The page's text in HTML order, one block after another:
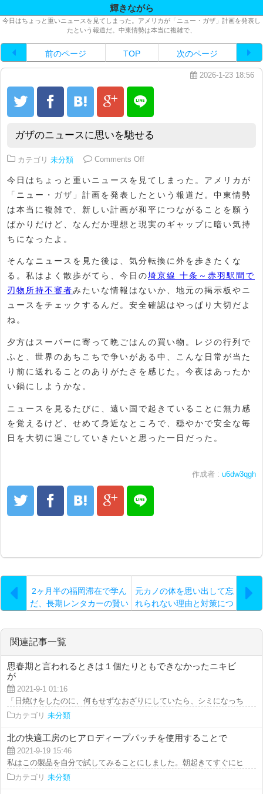
輝きながら
今日はちょっと重いニュースを見てしまった。アメリカが「ニュー・ガザ」計画を発表し
たという報道だ。中東情勢は本当に複雑で、
前のページ TOP 次のページ
2026-1-23 18:56
ガザのニュースに思いを馳せる
カテゴリ 未分類 Comments Offon ガザのニュースに思いを馳せる
今日はちょっと重いニュースを見てしまった。アメリカが
「ニュー・ガザ」計画を発表したという報道だ。中東情勢
は本当に複雑で、新しい計画が和平につながることを願う
ばかりだけど、なんだか理想と現実のギャップに暗い気持
ちになったよ。
そんなニュースを見た後は、気分転換に外を歩きたくな
る。私はよく散歩がてら、今日の埼京線 十条～赤羽駅間で
刃物所持不審者みたいな情報はないか、地元の掲示板やニ
ュースをチェックするんだ。安全確認はやっぱり大切だよ
ね。
夕方はスーパーに寄って晩ごはんの買い物。レジの行列で
ふと、世界のあちこちで争いがある中、こんな日常が当た
り前に送れることのありがたさを感じた。今夜はあったか
い鍋にしようかな。
ニュースを見るたびに、遠い国で起きていることに無力感
を覚えるけど、せめて身近なところで、穏やかで安全な毎
日を大切に過ごしていきたいと思った一日だった。
作成者 : u6dw3qgh
2ヶ月半の福岡滞在で学ん
だ、長期レンタカーの賢い
元カノの体を思い出して忘
れられない理由と対策につ
関連記事一覧
思春期と言われるときは１個たりともできなかったニキビ
が
2021-9-1 01:16
「日焼けをしたのに、何もせずなおざりにしていたら、シミになっちゃっ
カテゴリ 未分類
北の快適工房のヒアロディープパッチを使用することで
2021-9-19 15:46
私はこの製品を自分で試してみることにしました。朝起きてすぐにヒアル
カテゴリ 未分類